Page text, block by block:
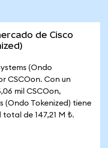
de Cisco
(Ondo
CSCOon. Con un
mil CSCOon,
(Ondo Tokenized) tiene
de 147,21 M ₺.